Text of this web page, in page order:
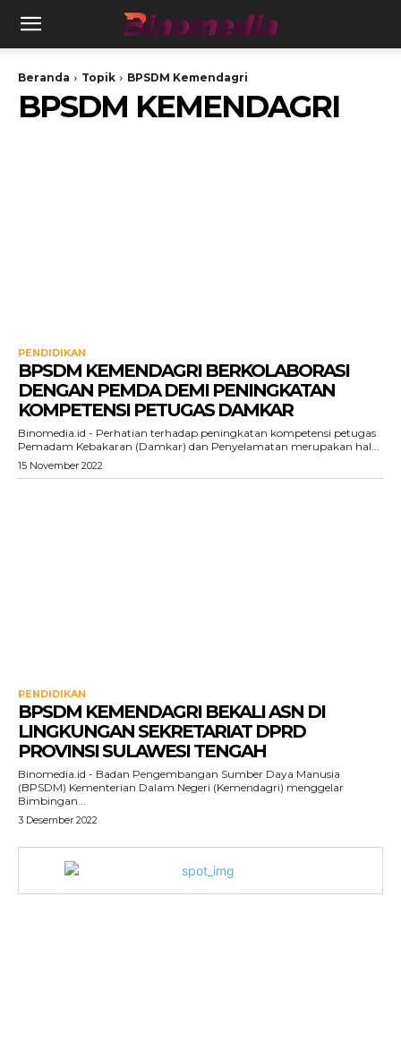
Beranda Topik BPSDM Kemendagri
BPSDM KEMENDAGRI
PENDIDIKAN
BPSDM KEMENDAGRI BERKOLABORASI
DENGAN PEMDA DEMI PENINGKATAN
KOMPETENSI PETUGAS DAMKAR
Binomedia.id - Perhatian terhadap peningkatan kompetensi petugas
Pemadam Kebakaran (Damkar) dan Penyelamatan merupakan hal...
15 November 2022
PENDIDIKAN
BPSDM KEMENDAGRI BEKALI ASN DI
LINGKUNGAN SEKRETARIAT DPRD
PROVINSI SULAWESI TENGAH
Binomedia.id - Badan Pengembangan Sumber Daya Manusia
(BPSDM) Kementerian Dalam Negeri (Kemendagri) menggelar
Bimbingan...
3 Desember 2022